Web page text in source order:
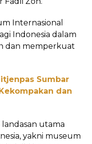
Internasional
Indonesia dalam
dan memperkuat
Sumbar
dan
utama
yakni museum